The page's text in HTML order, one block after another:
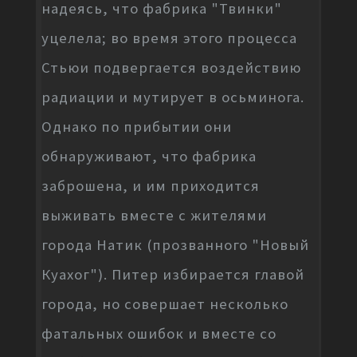
надеясь, что фабрика "Твинки"
уцелела; во время этого процесса
Стьюи подвергается воздействию
радиации и мутирует в осьминога.
Однако по прибытии они
обнаруживают, что фабрика
заброшена, и им приходится
выживать вместе с жителями
города Натик (прозванного "Новый
Куахог"). Питер избирается главой
города, но совершает несколько
фатальных ошибок и вместе со